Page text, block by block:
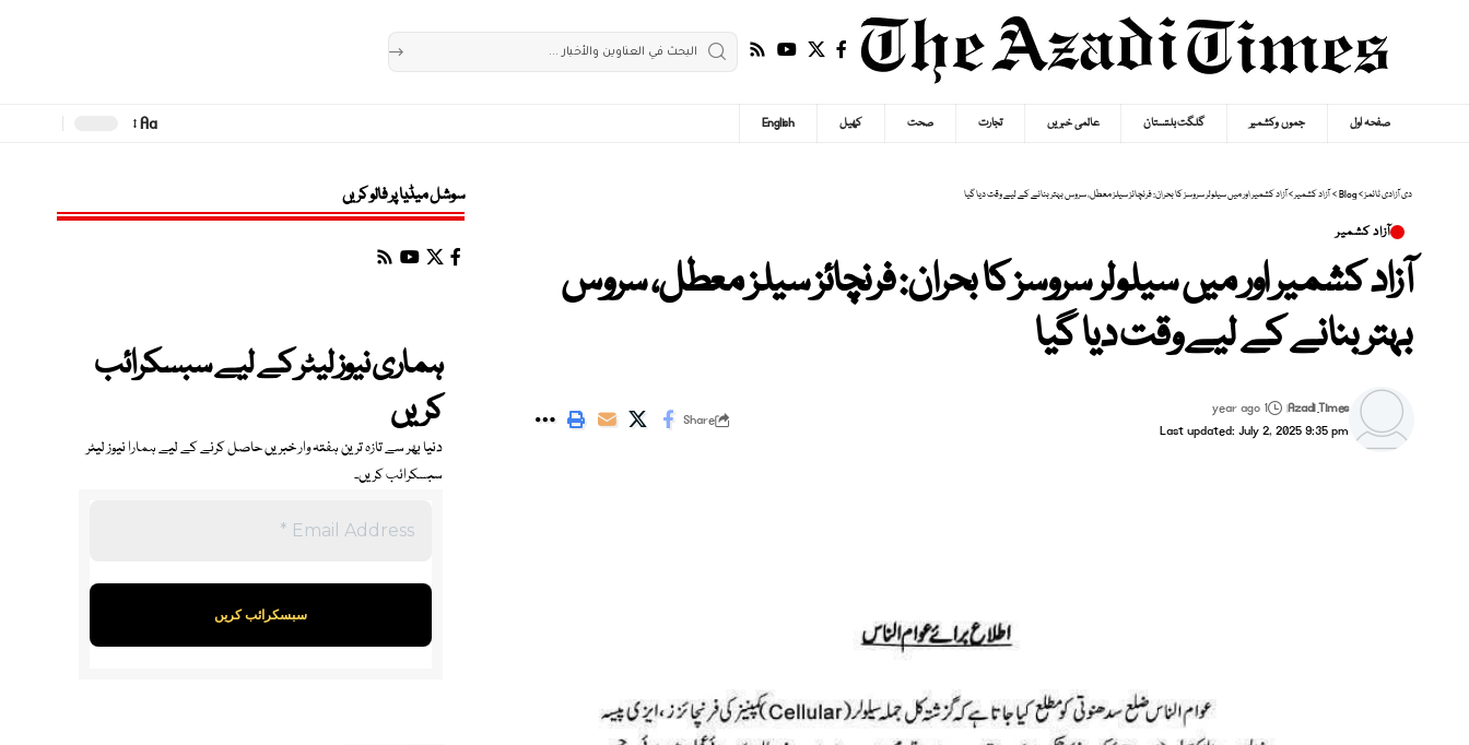
صفحہ اول جموں وکشمیر گلگت بلتستان عالمی خبریں تجارت صحت کھیل English
Font
Aa
دی آزادی ٹائمز>
Blog
>آزاد کشمیر>آزاد کشمیر اور میں سیلولر سروسز کا بحران: فرنچائز سیلز معطل، سروس بہتر بنانے کے لیے وقت دیا گیا
آزاد کشمیر
آزاد کشمیر اور میں سیلولر سروسز کا بحران: فرنچائز سیلز معطل، سروس
بہتر بنانے کے لیے وقت دیا گیا
Last updated: July 2, 2025 9:35 pm
Azadi Times
1 year ago
Share
سوشل میڈیا پر فالو کریں
ہماری نیوز لیٹر کے لیے سبسکرائب
کریں
دنیا بھر سے تازہ ترین ہفتہ وار خبریں حاصل کرنے کے لیے ہمارا نیوز لیٹر
سبسکرائب کریں۔